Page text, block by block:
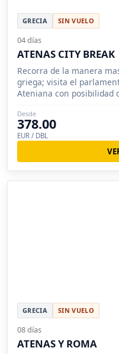
GRECIA SIN VUELO
04 días
ATENAS CITY BREAK
Recorra de la manera
griega; visita el
Ateniana con posibilidad
Desde
378.00
EUR / DBL
GRECIA SIN VUELO
08 días
ATENAS Y ROMA